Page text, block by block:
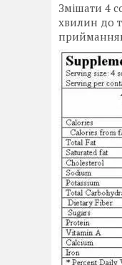
Змішати 4
хвилин до